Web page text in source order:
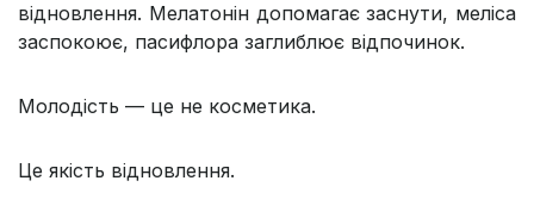
відновлення. Мелатонін допомагає заснути, меліса
заспокоює, пасифлора заглиблює відпочинок.
Молодість — це не косметика.
Це якість відновлення.